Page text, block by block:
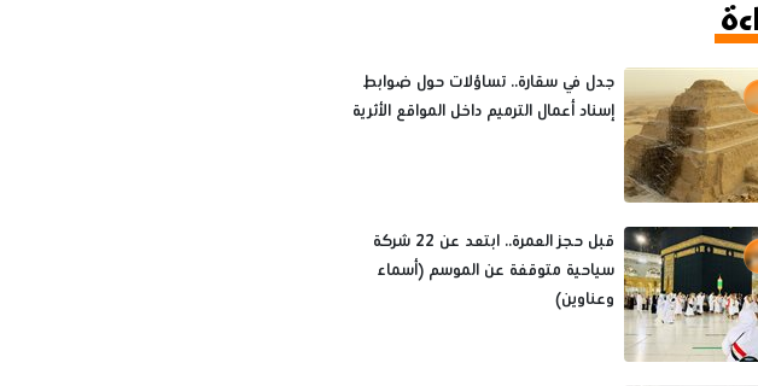
جدل في سقارة.. تساؤلات حول ضوابط
إسناد أعمال الترميم داخل المواقع الأثرية
قبل حجز العمرة.. ابتعد عن 22 شركة
سياحية متوقفة عن الموسم (أسماء
وعناوين)